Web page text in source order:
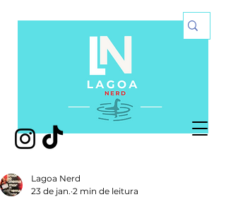
Lagoa Nerd
23 de jan. 2 min de leitura